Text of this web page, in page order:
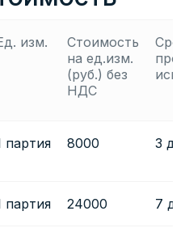
изм.
Стоимость
на ед.изм.
(руб.) без
НДС
партия 8000 3
партия 24000 7